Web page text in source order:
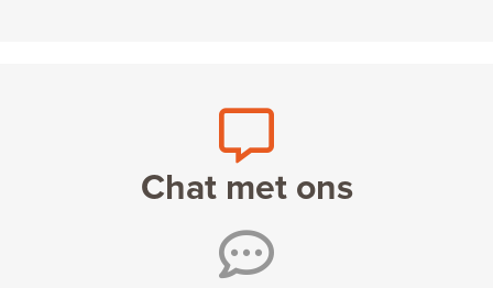
Chat met ons